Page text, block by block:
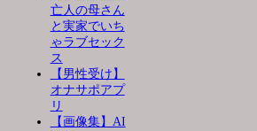
亡人の母さん
と実家でいち
ゃラブセック
ス
【男性受け】
オナサポアプ
リ
【画像集】AI